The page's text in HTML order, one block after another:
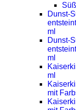
Dunst-
ml
Dunst-
ml
ml
mit